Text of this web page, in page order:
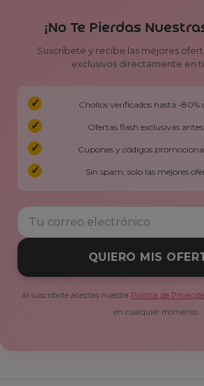
¡No Te Pierdas
Suscríbete y recibe las mejores
exclusivos directamente en
Chollos verificados hasta -80%
Ofertas flash exclusivas
Cupones y códigos
Sin spam, solo las mejores
QUIERO MIS
Al suscribirte aceptas nuestra Política de
en cualquier momento.